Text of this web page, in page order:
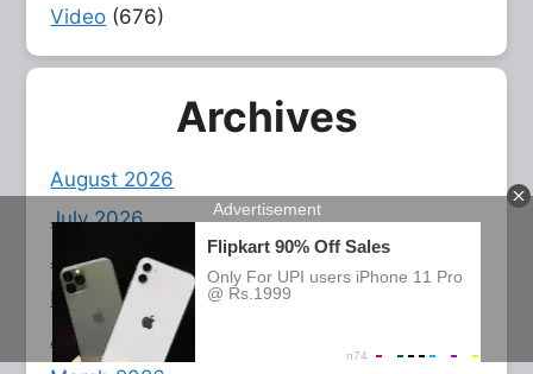
Video (676)
Archives
August 2026
July 2026
June 2026
May 2026
April 2026